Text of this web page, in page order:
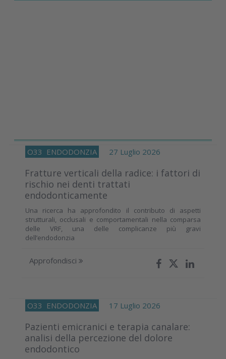
O33 ENDODONZIA 27 Luglio 2026
Fratture verticali della radice: i fattori di
rischio nei denti trattati
endodonticamente
Una ricerca ha approfondito il contributo di aspetti
strutturali, occlusali e comportamentali nella comparsa
delle VRF, una delle complicanze più gravi
dell’endodonzia
Approfondisci
O33 ENDODONZIA 17 Luglio 2026
Pazienti emicranici e terapia canalare:
analisi della percezione del dolore
endodontico